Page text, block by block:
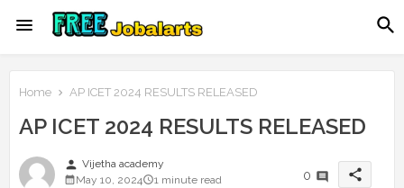
Home AP ICET 2024 RESULTS RELEASED
AP ICET 2024 RESULTS RELEASED
person Vijetha academy
May 10, 2024
1 minute read 0 share